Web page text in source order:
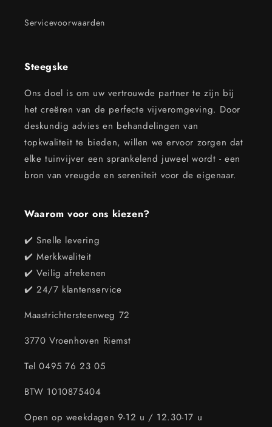
Servicevoorwaarden
Steegske
Ons doel is om uw vertrouwde partner te zijn bij
het creëren van de perfecte vijveromgeving. Door
deskundig advies en behandelingen van
topkwaliteit te bieden, willen we ervoor zorgen dat
elke tuinvijver een sprankelend juweel wordt - een
bron van vreugde en sereniteit voor de eigenaar.
Waarom voor ons kiezen?
✔️ Snelle levering
✔️ Merkkwaliteit
✔️ Veilig afrekenen
✔️ 24/7 klantenservice
Maastrichtersteenweg 72
3770 Vroenhoven Riemst
Tel 0495 76 23 05
BTW 1010875404
Open op weekdagen 9-12 u / 12.30-17 u